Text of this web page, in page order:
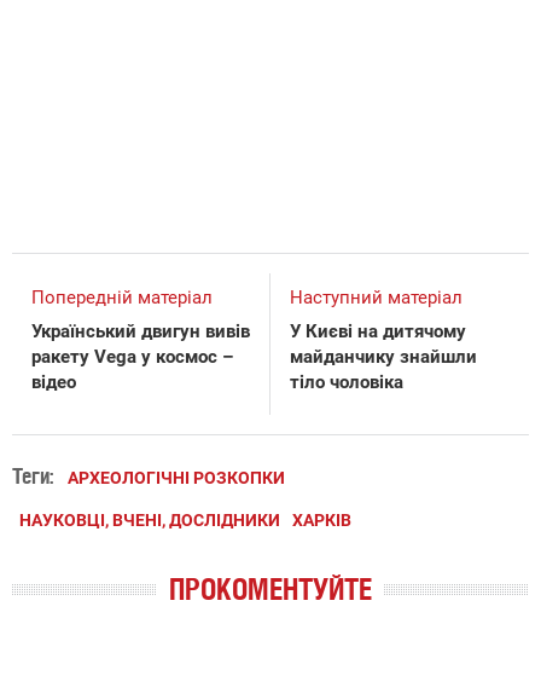
Попередній матеріал
Український двигун вивів
ракету Vega у космос –
відео
Наступний матеріал
У Києві на дитячому
майданчику знайшли
тіло чоловіка
Теги: АРХЕОЛОГІЧНІ РОЗКОПКИ
НАУКОВЦІ, ВЧЕНІ, ДОСЛІДНИКИ ХАРКІВ
ПРОКОМЕНТУЙТЕ